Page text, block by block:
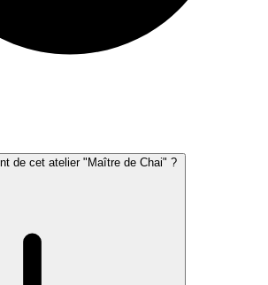
de cet atelier "Maître de Chai" ?